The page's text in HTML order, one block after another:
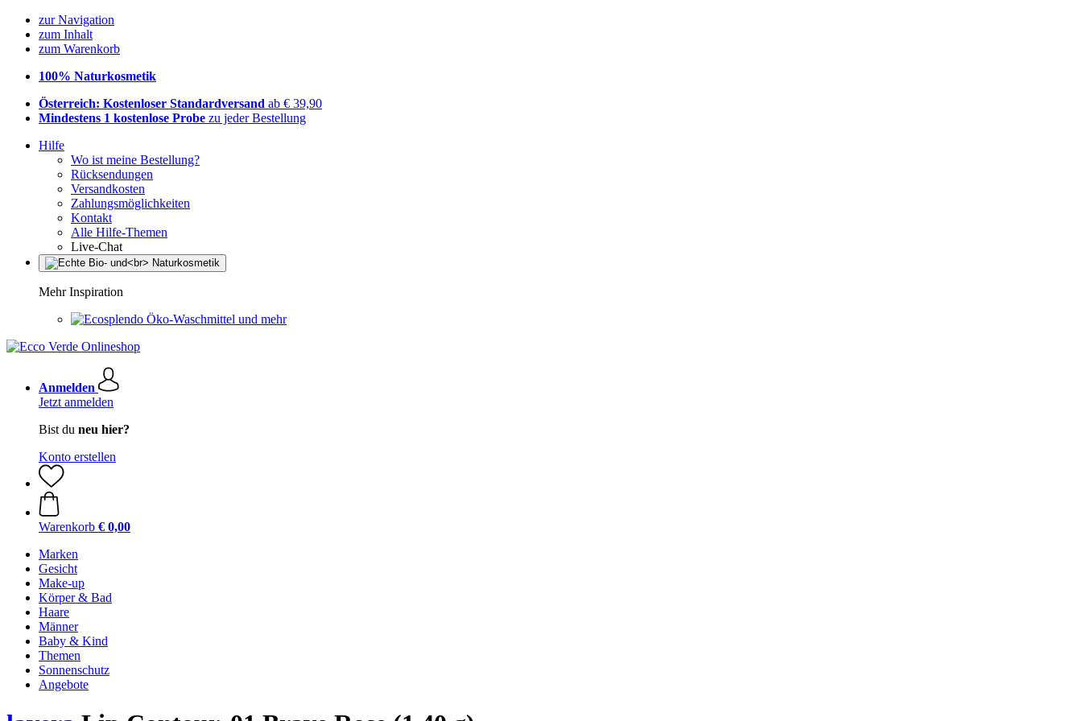
zur Navigation
zum Inhalt
zum Warenkorb
100% Naturkosmetik
Österreich: Kostenloser Standardversand ab € 39,90
Mindestens 1 kostenlose Probe zu jeder Bestellung
Hilfe
Wo ist meine Bestellung?
Rücksendungen
Versandkosten
Zahlungsmöglichkeiten
Kontakt
Alle Hilfe-Themen
Live-Chat
Mehr Inspiration
Öko-Waschmittel und mehr
Anmelden
Jetzt anmelden
Bist du neu hier?
Konto erstellen
Warenkorb € 0,00
Marken
Gesicht
Make-up
Körper & Bad
Haare
Männer
Baby & Kind
Themen
Sonnenschutz
Angebote